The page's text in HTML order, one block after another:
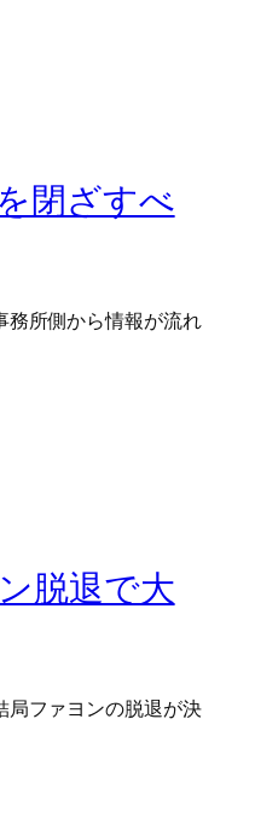
閉ざすべ
務所側から情報が流れ
脱退で大
局ファヨンの脱退が決